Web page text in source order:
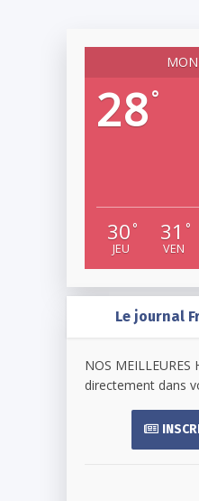
28°
30 °
JEU
31 °
VEN
Le journal
NOS MEILLEURES
directement dans